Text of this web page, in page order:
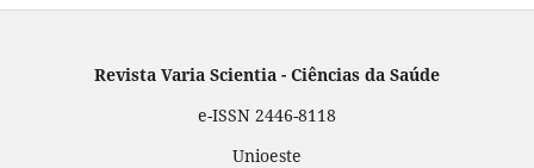
Revista Varia Scientia - Ciências da Saúde
e-ISSN 2446-8118
Unioeste